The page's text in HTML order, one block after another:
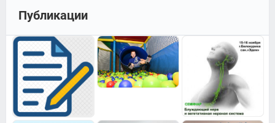
Публикации